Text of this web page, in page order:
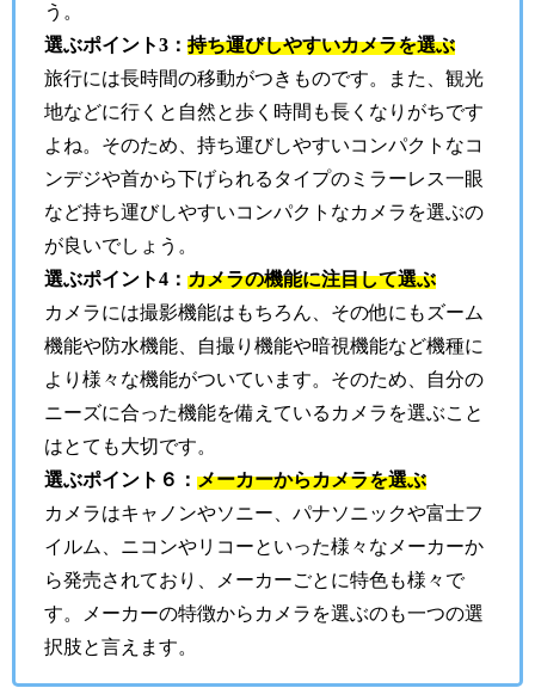
う。
選ぶポイント3： 持ち運びしやすいカメラを選ぶ
旅行には長時間の移動がつきものです。また、観光
地などに行くと自然と歩く時間も長くなりがちです
よね。そのため、持ち運びしやすいコンパクトなコ
ンデジや首から下げられるタイプのミラーレス一眼
など持ち運びしやすいコンパクトなカメラを選ぶの
が良いでしょう。
選ぶポイント4： カメラの機能に注目して選ぶ
カメラには撮影機能はもちろん、その他にもズーム
機能や防水機能、自撮り機能や暗視機能など機種に
より様々な機能がついています。そのため、自分の
ニーズに合った機能を備えているカメラを選ぶこと
はとても大切です。
選ぶポイント６： メーカーからカメラを選ぶ
カメラはキャノンやソニー、パナソニックや富士フ
イルム、ニコンやリコーといった様々なメーカーか
ら発売されており、メーカーごとに特色も様々で
す。メーカーの特徴からカメラを選ぶのも一つの選
択肢と言えます。